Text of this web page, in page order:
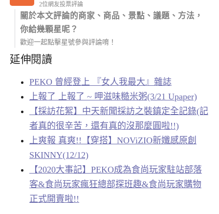
2位網友投票評論
關於本文評論的商家、商品、景點、議題、方法，
你給幾顆星呢？
歡迎一起點擊星號參與評論唷！
延伸閱讀
PEKO 曾經登上 『女人我最大』雜誌
上報了 上報了 ~ 呷滋味糙米粥(3/21 Upaper)
【採訪花絮】中天新聞採訪之裝鎮定全記錄(記
者真的很辛苦，還有真的沒那麼圓啦!!)
上爽報 真爽!!【穿搭】NOViZIO新孅感原創
SKINNY(12/12)
【2020大事記】PEKO成為食尚玩家駐站部落
客&食尚玩家瘋狂總部探班趣&食尚玩家購物
正式開賣啦!!